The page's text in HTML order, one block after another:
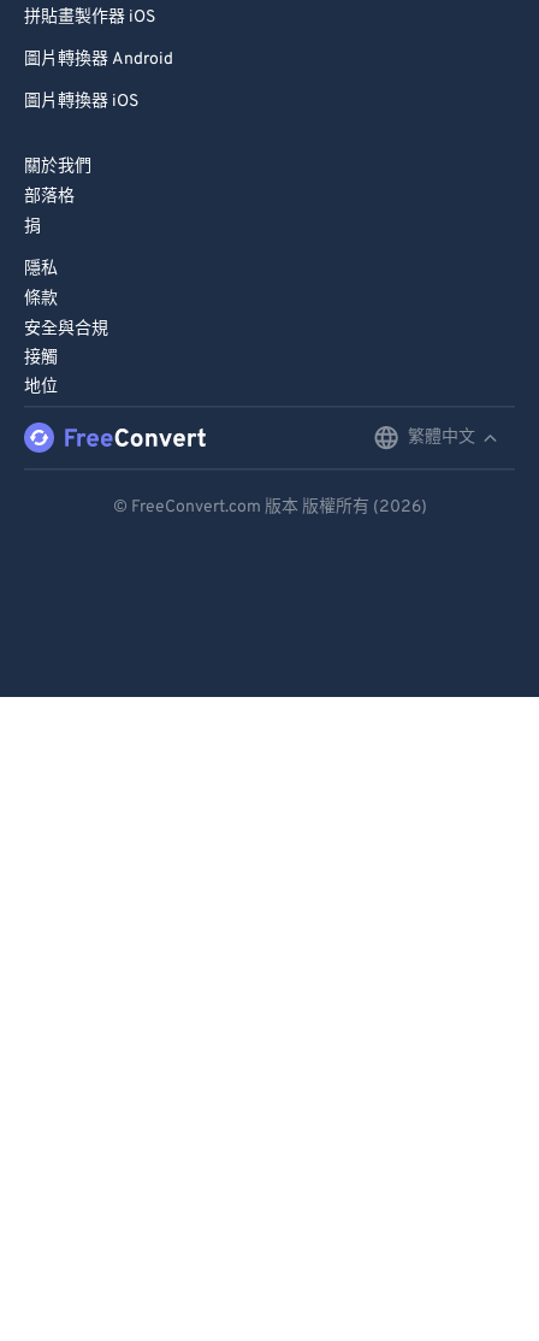
拼貼畫製作器 iOS
圖片轉換器 Android
圖片轉換器 iOS
關於我們
部落格
捐
隱私
條款
安全與合規
接觸
地位
繁體中文
© FreeConvert.com 版本 版權所有 (2026)